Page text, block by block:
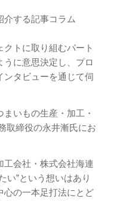
介する記事コラム
トに取り組むパート
に意思決定し、プロ
ンタビューを通じて伺
いもの生産・加工・
取締役の永井漸氏にお
工会社・株式会社海連
い”という想いはあり
心の一本足打法にとど